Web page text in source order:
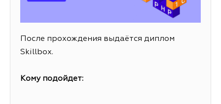
После прохождения выдаётся диплом
Skillbox.
Кому подойдет: